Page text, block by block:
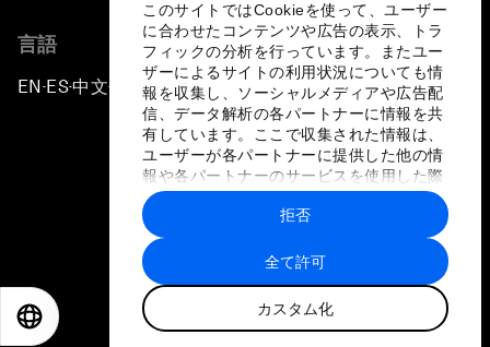
このサイトではCookieを使って、ユーザー
に合わせたコンテンツや広告の表示、トラ
フィックの分析を行っています。またユー
ザーによるサイトの利用状況についても情
報を収集し、ソーシャルメディアや広告配
信、データ解析の各パートナーに情報を共
有しています。ここで収集された情報は、
ユーザーが各パートナーに提供した他の情
報や各パートナーのサービスを使用した際
に収集された情報と組み合わされ、各パー
トナーによって使用されることがありま
す。
全て許可
カスタム化
拒否
言語
EN ▪ES▪中文▪ 日本語
プライバシーポリシーと利用規約
サイトマップ
©
世界経済フォーラム